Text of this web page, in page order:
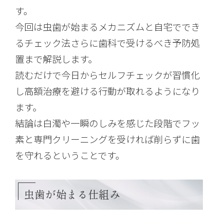
す。
今回は虫歯が始まるメカニズムと自宅ででき
るチェック法さらに歯科で受けるべき予防処
置まで解説します。
読むだけで今日からセルフチェックが習慣化
し高額治療を避ける行動が取れるようになり
ます。
結論は白濁や一瞬のしみを感じた段階でフッ
素と専門クリーニングを受ければ削らずに歯
を守れるということです。
虫歯が始まる仕組み